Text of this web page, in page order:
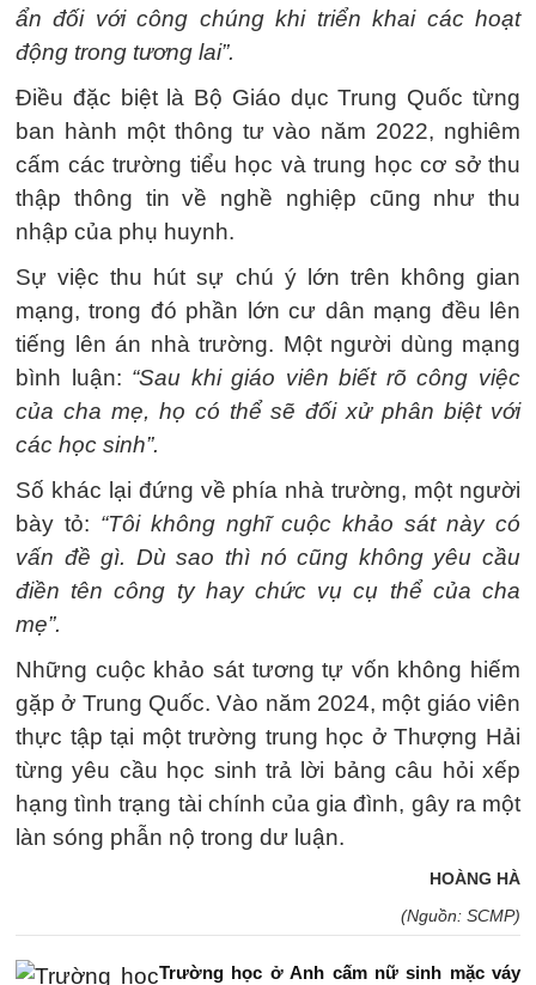
ẩn đối với công chúng khi triển khai các hoạt
động trong tương lai”.
Điều đặc biệt là Bộ Giáo dục Trung Quốc từng
ban hành một thông tư vào năm 2022, nghiêm
cấm các trường tiểu học và trung học cơ sở thu
thập thông tin về nghề nghiệp cũng như thu
nhập của phụ huynh.
Sự việc thu hút sự chú ý lớn trên không gian
mạng, trong đó phần lớn cư dân mạng đều lên
tiếng lên án nhà trường. Một người dùng mạng
bình luận: “Sau khi giáo viên biết rõ công việc
của cha mẹ, họ có thể sẽ đối xử phân biệt với
các học sinh”.
Số khác lại đứng về phía nhà trường, một người
bày tỏ: “Tôi không nghĩ cuộc khảo sát này có
vấn đề gì. Dù sao thì nó cũng không yêu cầu
điền tên công ty hay chức vụ cụ thể của cha
mẹ”.
Những cuộc khảo sát tương tự vốn không hiếm
gặp ở Trung Quốc. Vào năm 2024, một giáo viên
thực tập tại một trường trung học ở Thượng Hải
từng yêu cầu học sinh trả lời bảng câu hỏi xếp
hạng tình trạng tài chính của gia đình, gây ra một
làn sóng phẫn nộ trong dư luận.
HOÀNG HÀ
(Nguồn: SCMP)
Trường học ở Anh cấm nữ sinh mặc váy